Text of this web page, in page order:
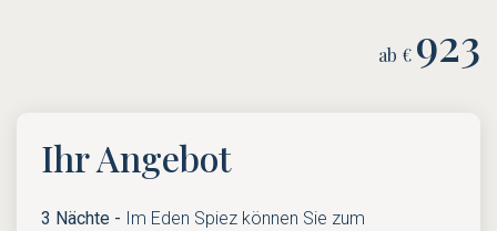
ab € 923
Ihr Angebot
3 Nächte - Im Eden Spiez können Sie zum